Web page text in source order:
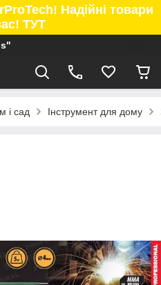
Надійні товари
ТУТ
і сад Інструмент для дому